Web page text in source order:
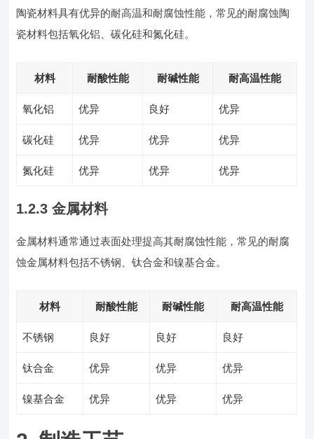
陶瓷材料具有优异的耐高温和耐腐蚀性能，常见的耐腐蚀陶
瓷材料包括氧化铝、碳化硅和氮化硅。
材料 耐酸性能 耐碱性能 耐高温性能
氧化铝 优异 良好 优异
碳化硅 优异 优异 优异
氮化硅 优异 优异 优异
1.2.3 金属材料
金属材料通常通过表面处理提高其耐腐蚀性能，常见的耐腐
蚀金属材料包括不锈钢、钛合金和镍基合金。
材料 耐酸性能 耐碱性能 耐高温性能
不锈钢 良好 良好 良好
钛合金 优异 优异 优异
镍基合金 优异 优异 优异